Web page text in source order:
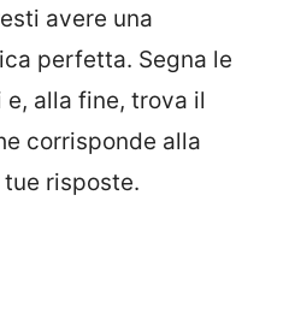
avere una
perfetta. Segna le
alla fine, trova il
corrisponde alla
risposte.